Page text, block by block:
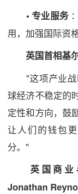
• 专业服务
用，加强国际资
英国首相基
"这项产业战
球经济不稳定的
定性和方向，鼓
让人们的钱包
分。"
英国商
Jonathan